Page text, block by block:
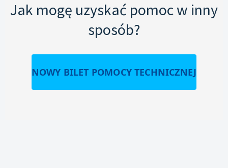
Jak mogę uzyskać pomoc w inny
sposób?
NOWY BILET POMOCY TECHNICZNEJ